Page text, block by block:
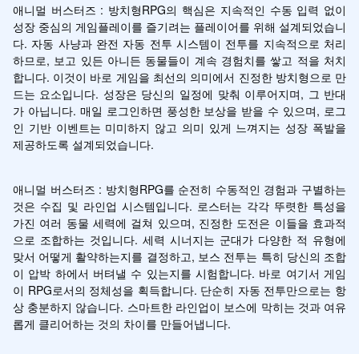
애니멀 버스터즈 : 방치형RPG의 핵심은 지속적인 수동 입력 없이
성장 중심의 게임플레이를 즐기려는 플레이어를 위해 설계되었습니
다. 자동 사냥과 완전 자동 전투 시스템이 전투를 지속적으로 처리
하므로, 보고 있든 아니든 동물들이 계속 경험치를 쌓고 적을 처치
합니다. 이것이 바로 게임을 최선의 의미에서 진정한 방치형으로 만
드는 요소입니다. 성장은 당신의 일정에 맞춰 이루어지며, 그 반대
가 아닙니다. 매일 로그인하면 풍성한 보상을 받을 수 있으며, 로그
인 기반 이벤트는 미미하지 않고 의미 있게 느껴지는 성장 폭발을
제공하도록 설계되었습니다.
애니멀 버스터즈 : 방치형RPG를 순전히 수동적인 경험과 구별하는
것은 수집 및 라인업 시스템입니다. 로스터는 각각 뚜렷한 특성을
가진 여러 동물 세력에 걸쳐 있으며, 진정한 도전은 이들을 효과적
으로 조합하는 것입니다. 세력 시너지는 군대가 다양한 적 유형에
맞서 어떻게 활약하는지를 결정하고, 보스 전투는 특히 당신의 조합
이 압박 하에서 버텨낼 수 있는지를 시험합니다. 바로 여기서 게임
이 RPG로서의 정체성을 획득합니다. 단순히 자동 전투만으로는 항
상 충분하지 않습니다. 스마트한 라인업이 보스에 막히는 것과 여유
롭게 클리어하는 것의 차이를 만들어냅니다.